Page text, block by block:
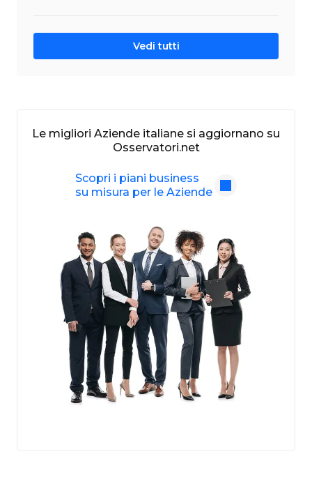
Vedi tutti
Le migliori Aziende italiane si aggiornano su
Osservatori.net
Scopri i piani business
su misura per le Aziende